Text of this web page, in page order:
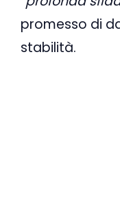
promesso di
stabilità.